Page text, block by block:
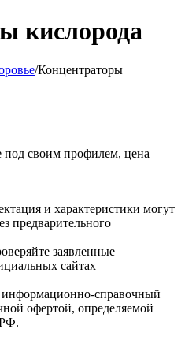
кислорода
/Концентраторы
под своим профилем, цена
и характеристики могут
предварительного
заявленные
сайтах
справочный
офертой, определяемой